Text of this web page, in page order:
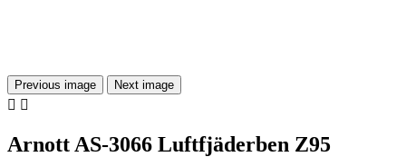
Previous image Next image
 
Arnott AS-3066 Luftfjäderben Z95